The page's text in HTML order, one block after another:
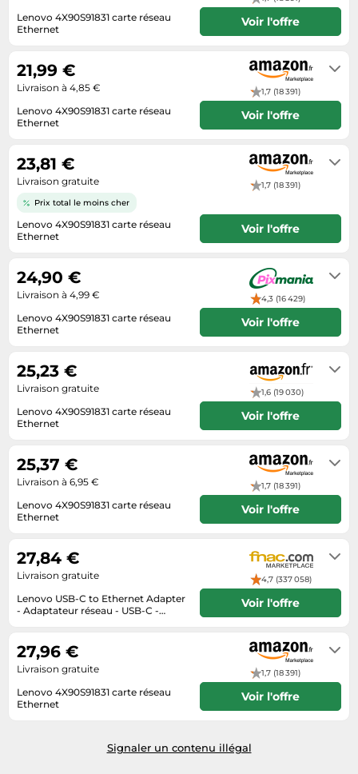
Taille-haies
Textiles de maison
Tondeuses
Tronçonneuses
Éclairage
Éviers
Informatique
Jeux électroniques
Machines à coudre
Montres connectées
Médias
Ordinateurs portables
Photo
Plaques de cuisson
Robots de cuisine
Réfrigérateurs
Smartphones
Tablettes tactiles
Téléphonie
Télévision & vidéo
Électroménager
Vélos
Vélos biking
Vêtements de sport
Équipement outdoor
Lenovo 4X90S91831 carte réseau
Ethernet
Voir l'offre
Lenovo 4X90S91831 carte réseau
Ethernet
1,7 (18 391)
21,99 €
Livraison à 4,85 €
Voir l'offre
Lenovo 4X90S91831 carte réseau
Ethernet
1,7 (18 391)
Prix total le moins cher
23,81 €
Livraison gratuite
Voir l'offre
Lenovo 4X90S91831 carte réseau
Ethernet
4,3 (16 429)
24,90 €
Livraison à 4,99 €
Voir l'offre
Lenovo 4X90S91831 carte réseau
Ethernet
1,6 (19 030)
25,23 €
Livraison gratuite
Voir l'offre
Lenovo 4X90S91831 carte réseau
Ethernet
1,7 (18 391)
25,37 €
Livraison à 6,95 €
Voir l'offre
Lenovo USB-C to Ethernet Adapter
- Adaptateur réseau - USB-C -
ThinkSmart Hub 11H1 G
4,7 (337 058)
27,84 €
Livraison gratuite
Voir l'offre
Lenovo 4X90S91831 carte réseau
Ethernet
1,7 (18 391)
27,96 €
Livraison gratuite
Voir l'offre
Signaler un contenu illégal